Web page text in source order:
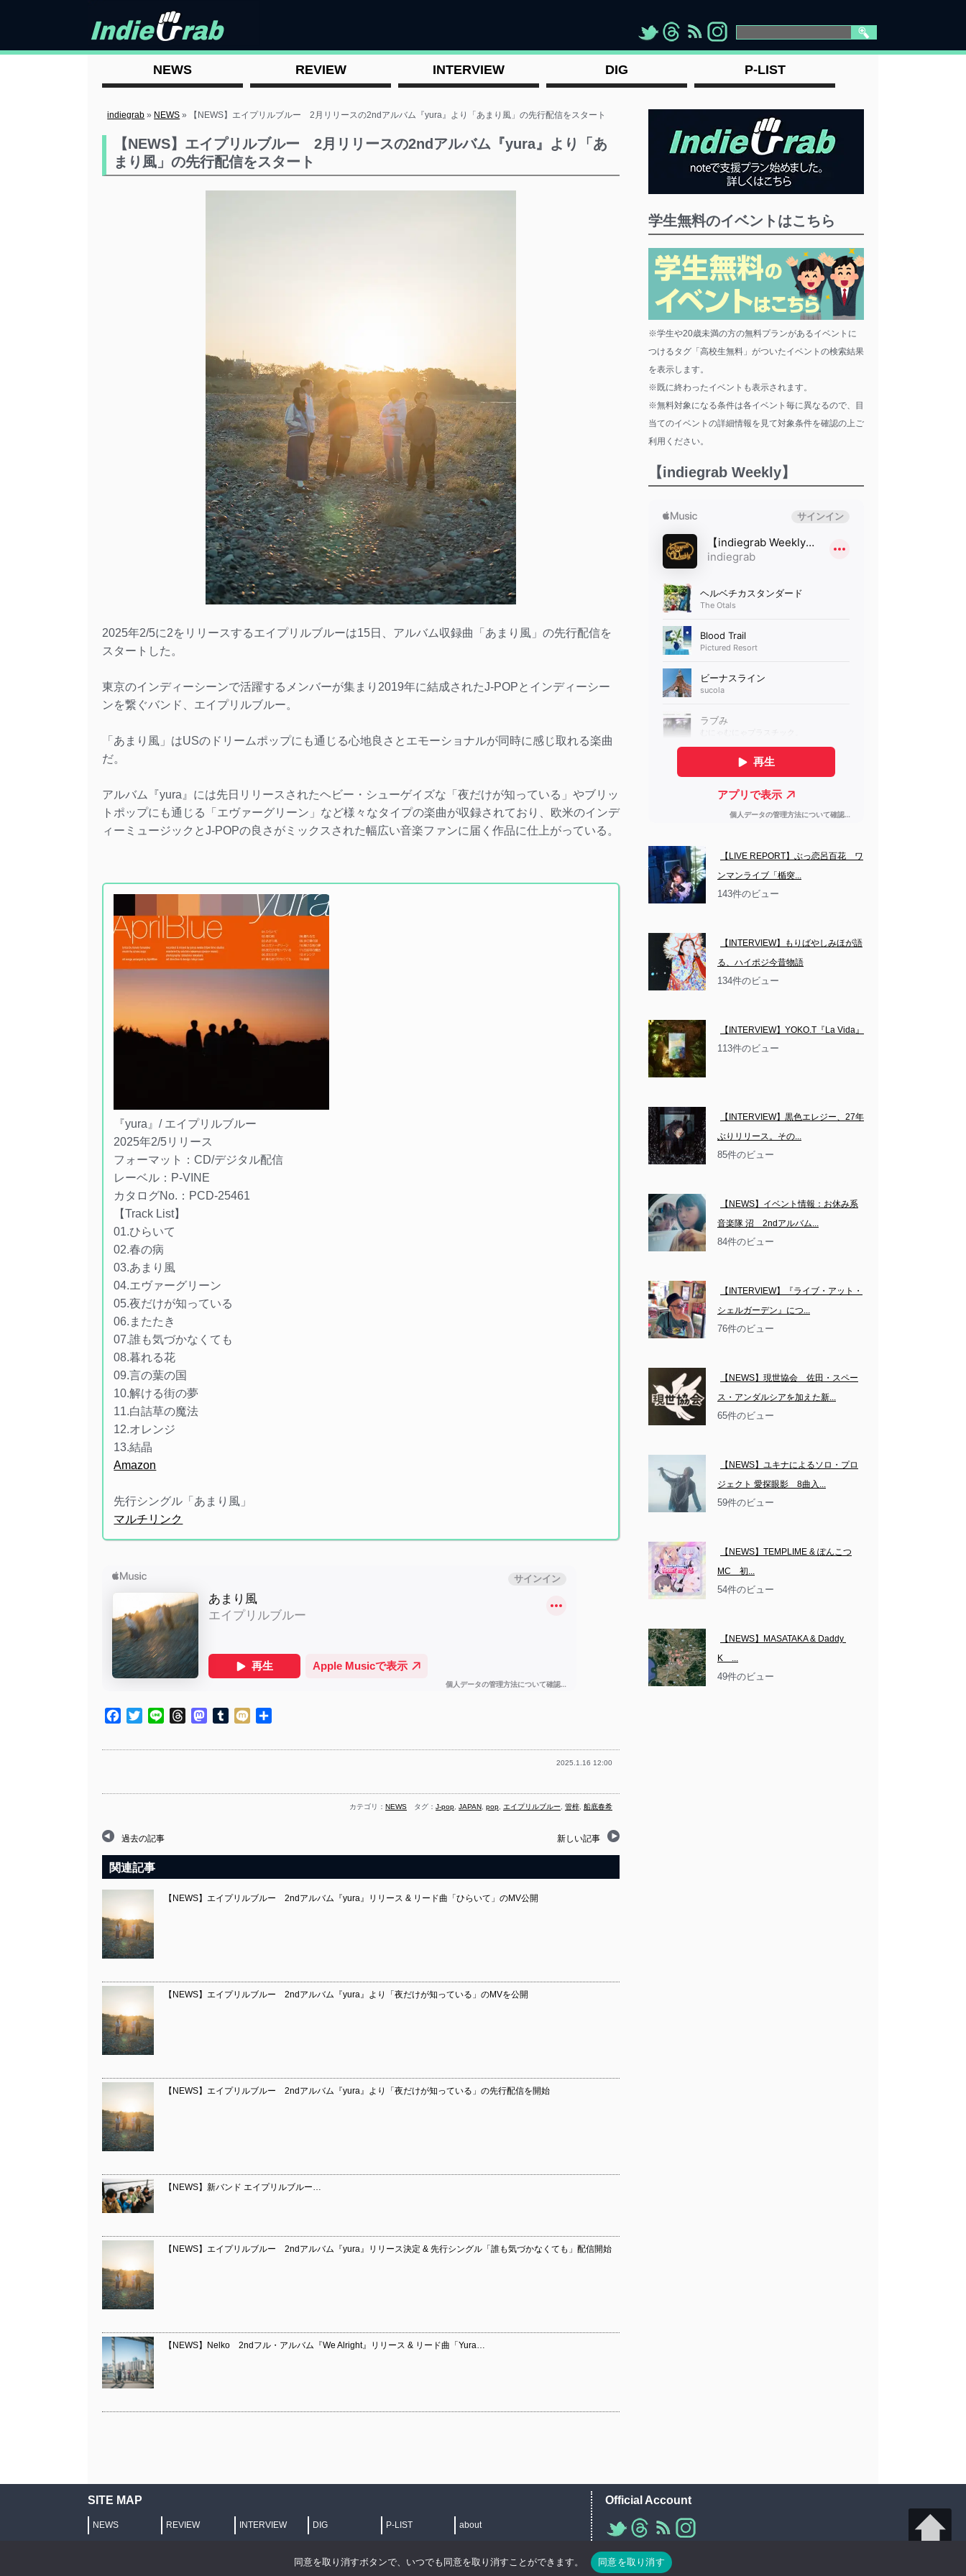
"> "> "> " >
NEWS REVIEW INTERVIEW DIG P-LIST
indiegrab » NEWS » 【NEWS】エイプリルブルー 2月リリースの2ndアルバム『yura』より「あまり風」の先行配信をスタート
【NEWS】エイプリルブルー 2月リリースの2ndアルバム『yura』より「あ
まり風」の先行配信をスタート
2025年2/5に2をリリースするエイプリルブルーは15日、アルバム収録曲「あまり風」の先行配信を
スタートした。
東京のインディーシーンで活躍するメンバーが集まり2019年に結成されたJ-POPとインディーシー
ンを繋ぐバンド、エイプリルブルー。
「あまり風」はUSのドリームポップにも通じる心地良さとエモーショナルが同時に感じ取れる楽曲
だ。
アルバム『yura』には先日リリースされたヘビー・シューゲイズな「夜だけが知っている」やブリッ
トポップにも通じる「エヴァーグリーン」など様々なタイプの楽曲が収録されており、欧米のインデ
ィーミュージックとJ-POPの良さがミックスされた幅広い音楽ファンに届く作品に仕上がっている。
『yura』/ エイプリルブルー
2025年2/5リリース
フォーマット：CD/デジタル配信
レーベル：P-VINE
カタログNo.：PCD-25461
【Track List】
01.ひらいて
02.春の病
03.あまり風
04.エヴァーグリーン
05.夜だけが知っている
06.またたき
07.誰も気づかなくても
08.暮れる花
09.言の葉の国
10.解ける街の夢
11.白詰草の魔法
12.オレンジ
13.結晶
Amazon
先行シングル「あまり風」
マルチリンク
Facebook
TwitterLine ThreadsMastodon
TumblrMixi
2025.1.16 12:00
カテゴリ： NEWS タグ： J-pop JAPAN pop エイプリルブルー 管梓 船底春希
過去の記事 新しい記事
関連記事
【NEWS】エイプリルブルー 2ndアルバム『yura』リリース & リード曲「ひらいて」のMV公開
【NEWS】エイプリルブルー 2ndアルバム『yura』より「夜だけが知っている」のMVを公開
【NEWS】エイプリルブルー 2ndアルバム『yura』より「夜だけが知っている」の先行配信を開始
【NEWS】新バンド エイプリルブルー…
【NEWS】エイプリルブルー 2ndアルバム『yura』リリース決定 & 先行シングル「誰も気づかなくても」配信開始
【NEWS】Nelko 2ndフル・アルバム『We Alright』リリース & リード曲「Yura…
学生無料のイベントはこちら
※学生や20歳未満の方の無料プランがあるイベントに
つけるタグ「高校生無料」がついたイベントの検索結果
を表示します。
※既に終わったイベントも表示されます。
※無料対象になる条件は各イベント毎に異なるので、目
当てのイベントの詳細情報を見て対象条件を確認の上ご
利用ください。
【indiegrab Weekly】
【LIVE REPORT】ぶっ恋呂百花　ワ
ンマンライブ「楯突...
143件のビュー
【INTERVIEW】もりばやしみほが語
る、ハイポジ今昔物語
134件のビュー
【INTERVIEW】YOKO.T『La Vida』
113件のビュー
【INTERVIEW】黒色エレジー、27年
ぶりリリース。その...
85件のビュー
【NEWS】イベント情報：お休み系
音楽隊 沼　2ndアルバム...
84件のビュー
【INTERVIEW】『ライブ・アット・
シェルガーデン』につ...
76件のビュー
【NEWS】現世協会　佐田・スペー
ス・アンダルシアを加えた新...
65件のビュー
【NEWS】ユキナによるソロ・プロ
ジェクト 愛探眼影　8曲入...
59件のビュー
【NEWS】TEMPLIME & ぽんこつ
MC　初...
54件のビュー
【NEWS】MASATAKA & Daddy
K　...
49件のビュー
SITE MAP
NEWS REVIEW INTERVIEW DIG P-LIST about
Official Account
">
Copyright © 2014 copyrights.indiegrab.jp All Rights Reserved.
同意を取り消すボタンで、いつでも同意を取り消すことができます。 同意を取り消す